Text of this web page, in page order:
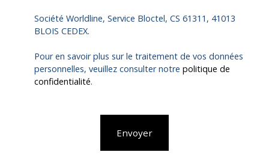
Société Worldline, Service Bloctel, CS 61311, 41013
BLOIS CEDEX.
Pour en savoir plus sur le traitement de vos données
personnelles, veuillez consulter notre politique de
confidentialité.
Envoyer